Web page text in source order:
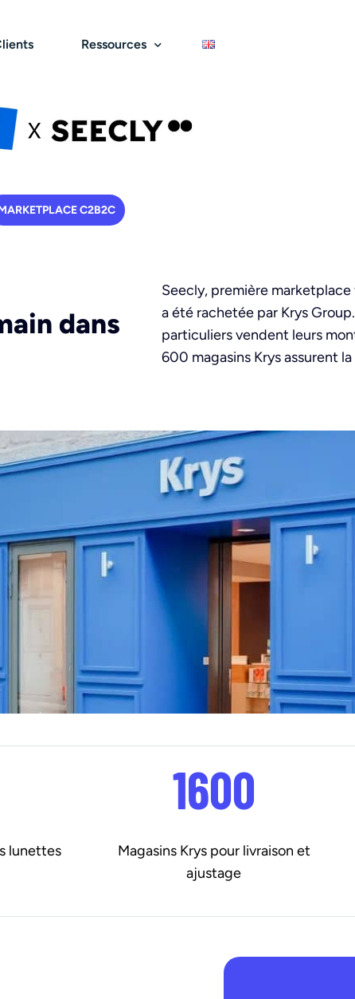
services
Économie circulaire
& ventes
utilisateur
sécurisés
Croissance & performance
Ressources
Blog
Partenaires
C2B2C
dans
Seecly, première
a été rachetée par Krys Group.
particuliers vendent leurs
600 magasins Krys assurent
lunettes
1600
Magasins Krys pour livraison et
ajustage